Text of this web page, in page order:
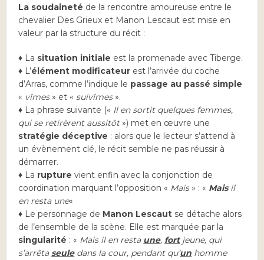
La soudaineté de la rencontre amoureuse entre le
chevalier Des Grieux et Manon Lescaut est mise en
valeur par la structure du récit :
♦ La situation initiale est la promenade avec Tiberge.
♦ L’élément modificateur est l’arrivée du coche
d’Arras, comme l’indique le passage au passé simple
« vîmes» et « suivîmes».
♦ La phrase suivante (« Il en sortit quelques femmes,
qui se retirèrent aussitôt») met en œuvre une
stratégie déceptive : alors que le lecteur s’attend à
un évènement clé, le récit semble ne pas réussir à
démarrer.
♦ La rupture vient enfin avec la conjonction de
coordination marquant l’opposition « Mais» : « Maisil
en resta une«
♦ Le personnage de Manon Lescaut se détache alors
de l’ensemble de la scène. Elle est marquée par la
singularité : « Mais il en resta une, fortjeune, qui
s’arrêtaseuledans la cour, pendant qu’un homme